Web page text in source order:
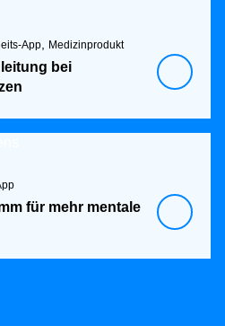
App Medizinprodukt
bei
für mehr mentale